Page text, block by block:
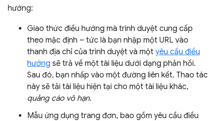
hướng:
Giao thức điều hướng mà trình duyệt cung cấp
theo mặc định – tức là bạn nhập một URL vào
thanh địa chỉ của trình duyệt và một yêu cầu điều
hướng sẽ trả về một tài liệu dưới dạng phản hồi.
Sau đó, bạn nhấp vào một đường liên kết. Thao tác
này sẽ tải tài liệu hiện tại cho một tài liệu khác,
quảng cáo vô hạn.
Mẫu ứng dụng trang đơn, bao gồm yêu cầu điều